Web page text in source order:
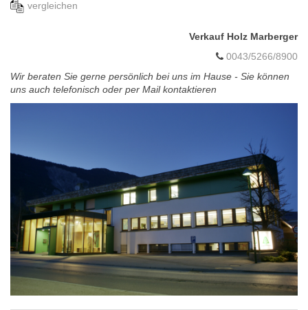
vergleichen
Verkauf Holz Marberger
0043/5266/8900
Wir beraten Sie gerne persönlich bei uns im Hause - Sie können
uns auch telefonisch oder per Mail kontaktieren